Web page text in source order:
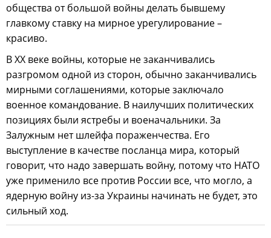
общества от большой войны делать бывшему
главкому ставку на мирное урегулирование –
красиво.
В XX веке войны, которые не заканчивались
разгромом одной из сторон, обычно заканчивались
мирными соглашениями, которые заключало
военное командование. В наилучших политических
позициях были ястребы и военачальники. За
Залужным нет шлейфа пораженчества. Его
выступление в качестве посланца мира, который
говорит, что надо завершать войну, потому что НАТО
уже применило все против России все, что могло, а
ядерную войну из-за Украины начинать не будет, это
сильный ход.